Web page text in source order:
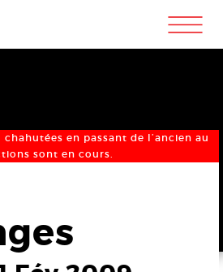
m
en passant de l’ancien au
sont en cours.